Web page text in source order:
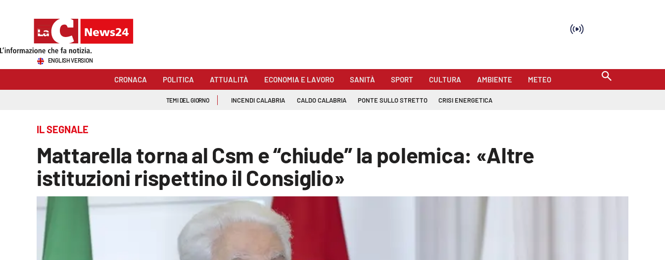
Sezioni
Economia e lavoro
ENGLISH VERSION
CRONACA POLITICA ATTUALITÀ ECONOMIA E LAVORO SANITÀ SPORT CULTURA AMBIENTE METEO
TEMI DEL GIORNO INCENDI CALABRIA CALDO CALABRIA PONTE SULLO STRETTO CRISI ENERGETICA
IL SEGNALE
Mattarella torna al Csm e “chiude” la polemica: «Altre
istituzioni rispettino il Consiglio»